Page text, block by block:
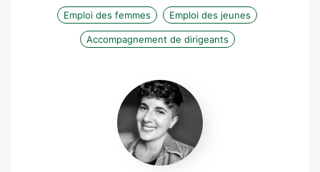
Emploi des femmes Emploi des jeunes
Accompagnement de dirigeants
Laure-
Anna
Galeandro-
Diamant